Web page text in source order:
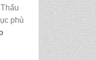
phù